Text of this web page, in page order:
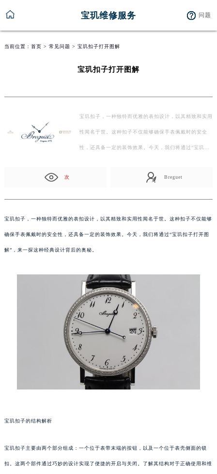
宝玑维修服务 问题
当前位置： 首页 > 常见问题 > 宝玑扣子打开图解
宝玑扣子打开图解
宝玑扣子，一种独特而优雅的表扣设计，以其精致和实用
性闻名于世。这种扣子不仅能够确保手表佩戴时的安全
性，还具备一定的装饰效果。今天，我们将通过“宝玑扣
次 Breguet
宝玑扣子，一种独特而优雅的表扣设计，以其精致和实用性闻名于世。这种扣子不仅能够
确保手表佩戴时的安全性，还具备一定的装饰效果。今天，我们将通过“宝玑扣子打开图
解”，来一探这种经典设计背后的奥秘。
宝玑扣子的结构解析
宝玑扣子主要由两个部分组成：一个位于表带末端的按钮，以及一个位于表壳侧面的锁
扣。这两个部件通过巧妙的设计实现了便捷的开启与关闭。了解其结构对于正确使用和维